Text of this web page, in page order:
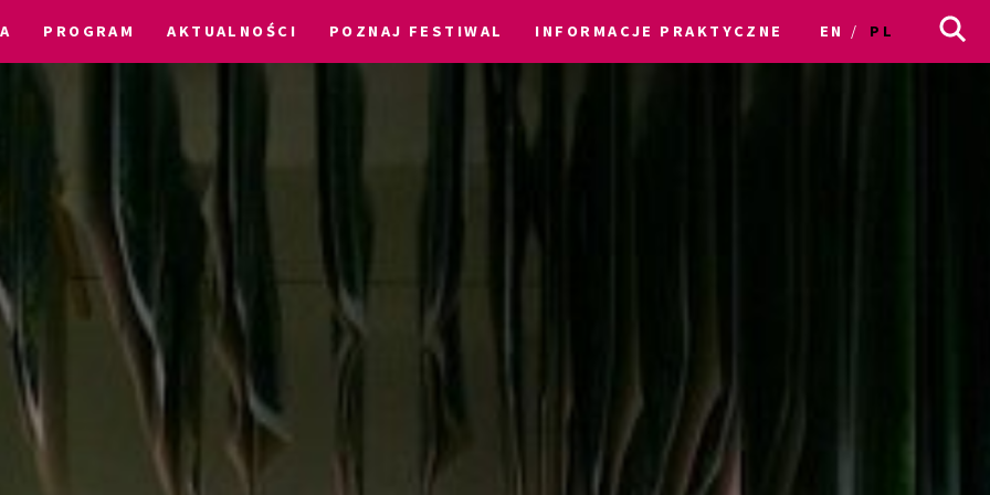
PROGRAM AKTUALNOŚCI POZNAJ FESTIWAL INFORMACJE PRAKTYCZNE EN PL